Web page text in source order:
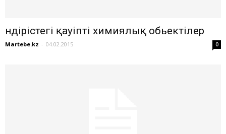
Өндірістегі қауіпті химиялық обьектілер
Martebe.kz - 04.02.2015 0